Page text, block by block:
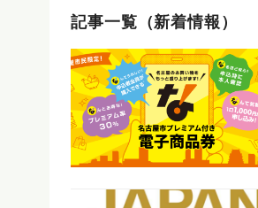
記事一覧（新着情報）